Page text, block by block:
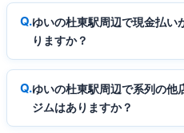
ゆいの杜東駅周辺で現金払い
りますか？
ゆいの杜東駅周辺で系列の他
ジムはありますか？